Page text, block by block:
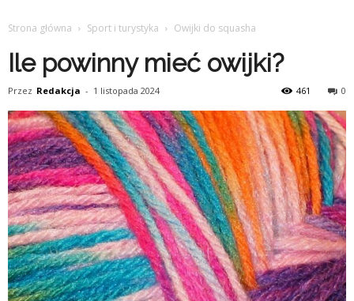
Strona główna Sport i turystyka Owijki do squasha
Ile powinny mieć owijki?
Przez Redakcja - 1 listopada 2024 0
461